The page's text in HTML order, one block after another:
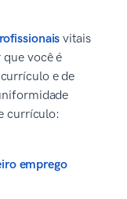
vitais
você é
e de
currículo:
emprego